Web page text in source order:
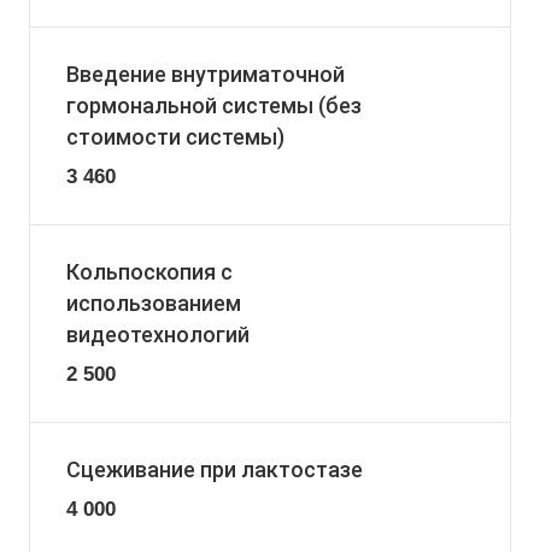
Введение внутриматочной
гормональной системы (без
стоимости системы)
3 460
Кольпоскопия с
использованием
видеотехнологий
2 500
Сцеживание при лактостазе
4 000